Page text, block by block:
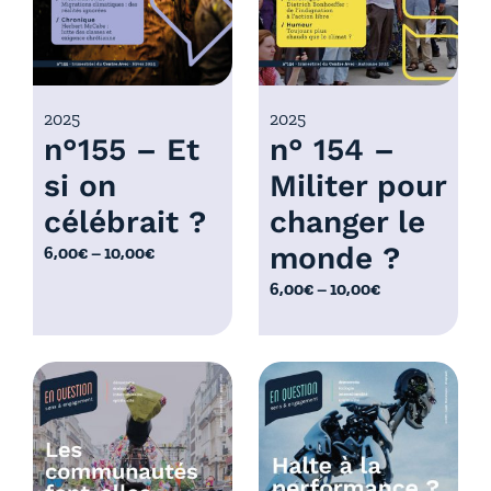
0
0
à
1
0
,
0
0
:
6
,
0
0
à
1
,
0
n°155 – Et
si on
célébrait ?
2025
6,00€–10,00€
P
g
e
d
e
p
r
n° 154 –
Militer pour
changer le
monde ?
2025
6,00€–10,00€
P
a
g
e
d
p